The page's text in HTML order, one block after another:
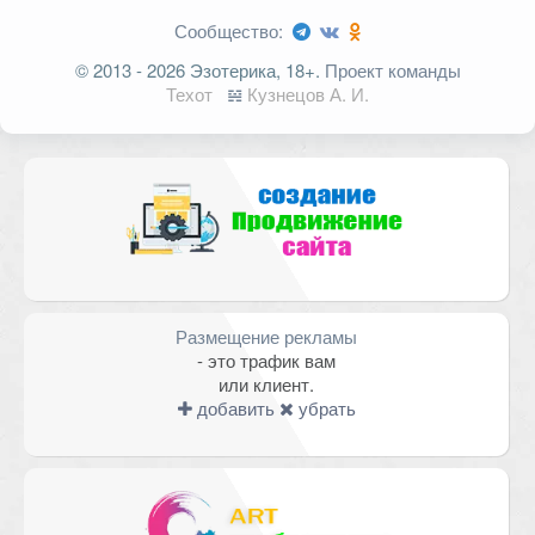
Ваш адрес email не будет
опубликован.
Обязательные поля
Email *
Сообщество:
© 2013 - 2026 Эзотерика, 18+. Проект команды
Техот
𝌴 Кузнецов А. И.
Размещение рекламы
- это трафик вам
или клиент.
добавить
убрать